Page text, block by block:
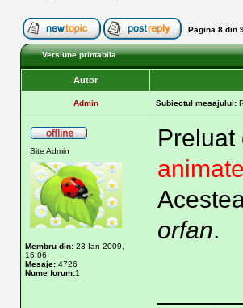
Pagina 8 din
Versiune printabila
Autor
Admin Subiectul mesajului:
Site Admin
Membru din: 23 Ian 2009,
16:06
Mesaje: 4726
Nume forum:1
orfan.